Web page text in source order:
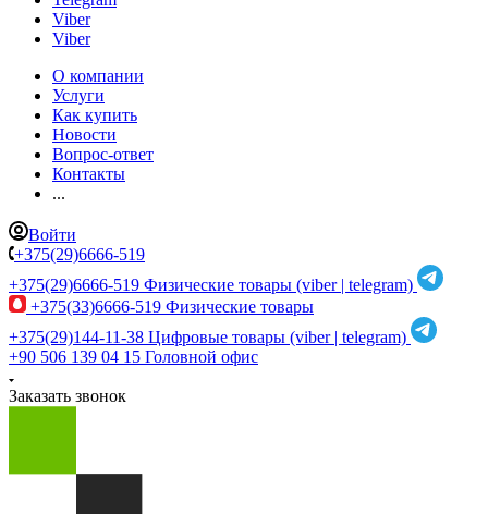
Viber
Viber
О компании
Услуги
Как купить
Новости
Вопрос-ответ
Контакты
...
Войти
+375(29)6666-519
+375(29)6666-519 Физические товары (viber | telegram)
+375(33)6666-519 Физические товары
+375(29)144-11-38 Цифровые товары (viber | telegram)
+90 506 139 04 15 Головной офис
Заказать звонок